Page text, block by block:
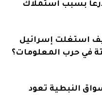
بسبب استملاك
استغلت إسرائيل
في حرب المعلومات؟
النبطية تعود